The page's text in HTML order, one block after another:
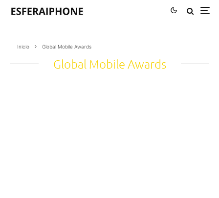
Inicio Global Mobile Awards
Global Mobile Awards